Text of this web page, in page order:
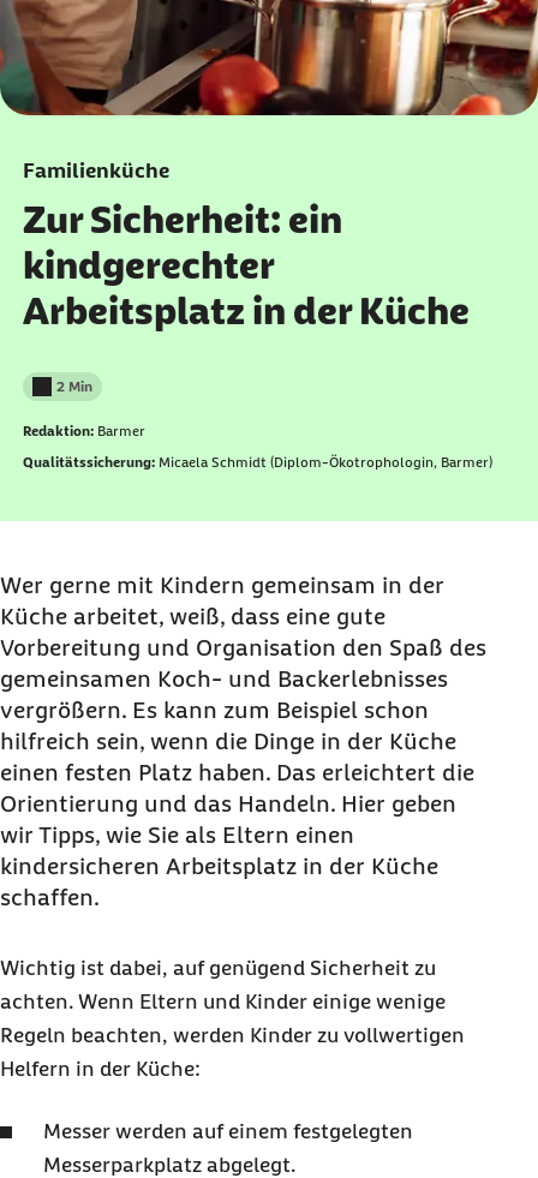
Familienküche
Zur Sicherheit: ein
kindgerechter
Arbeitsplatz in der Küche
Lesedauer weniger als
2 Min
Redaktion: Barmer
Qualitätssicherung: Micaela Schmidt (Diplom-Ökotrophologin, Barmer)
Wer gerne mit Kindern gemeinsam in der
Küche arbeitet, weiß, dass eine gute
Vorbereitung und Organisation den Spaß des
gemeinsamen Koch- und Backerlebnisses
vergrößern. Es kann zum Beispiel schon
hilfreich sein, wenn die Dinge in der Küche
einen festen Platz haben. Das erleichtert die
Orientierung und das Handeln. Hier geben
wir Tipps, wie Sie als Eltern einen
kindersicheren Arbeitsplatz in der Küche
schaffen.
Wichtig ist dabei, auf genügend Sicherheit zu
achten. Wenn Eltern und Kinder einige wenige
Regeln beachten, werden Kinder zu vollwertigen
Helfern in der Küche:
Messer werden auf einem festgelegten
Messerparkplatz abgelegt.